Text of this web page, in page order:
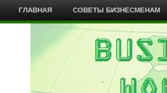
ГЛАВНАЯ СОВЕТЫ БИЗНЕСМЕНАМ